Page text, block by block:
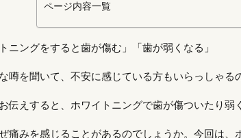
ページ内容一覧
ニングをすると歯が傷む」「歯が弱くなる」
噂を聞いて、不安に感じている方もいらっしゃる
伝えすると、ホワイトニングで歯が傷ついたり弱
痛みを感じることがあるのでしょうか。今回は